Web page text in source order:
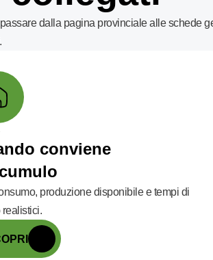
dalla pagina provinciale alle schede
conviene
produzione disponibile e tempi di
realistici.